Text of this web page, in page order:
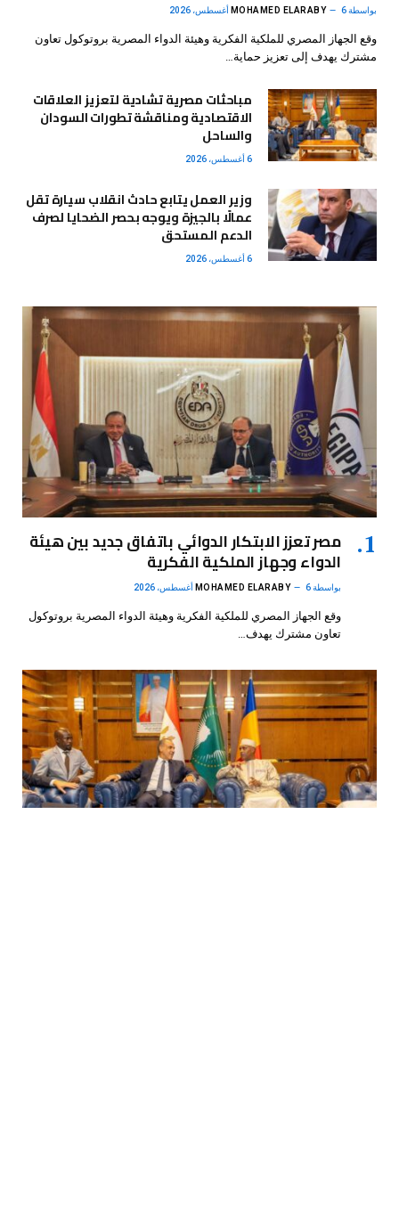
بواسطة MOHAMED ELARABY 6 أغسطس، 2026
وقع الجهاز المصري للملكية الفكرية وهيئة الدواء المصرية بروتوكول تعاون
مشترك يهدف إلى تعزيز حماية…
مباحثات مصرية تشادية لتعزيز العلاقات
الاقتصادية ومناقشة تطورات السودان
والساحل
6 أغسطس، 2026
وزير العمل يتابع حادث انقلاب سيارة تقل
عمالًا بالجيزة ويوجه بحصر الضحايا لصرف
الدعم المستحق
6 أغسطس، 2026
مصر تعزز الابتكار الدوائي باتفاق جديد بين هيئة
الدواء وجهاز الملكية الفكرية
بواسطة MOHAMED ELARABY 6 أغسطس، 2026
وقع الجهاز المصري للملكية الفكرية وهيئة الدواء المصرية بروتوكول
تعاون مشترك يهدف…